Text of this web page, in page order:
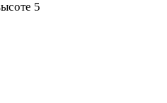
5